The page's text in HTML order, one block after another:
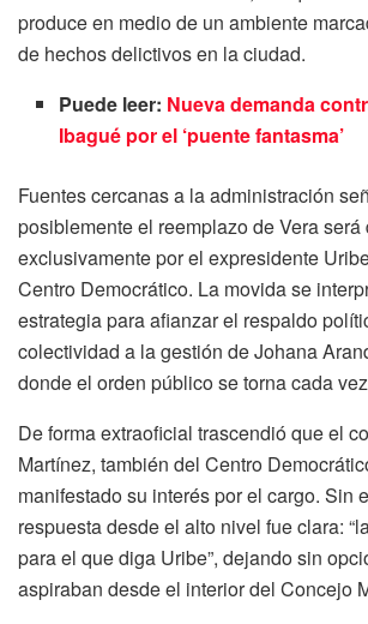
produce en medio de un ambiente
de hechos delictivos en la ciudad.
Puede leer: Nueva demanda
Ibagué por el ‘puente fantasma’
Fuentes cercanas a la administración
posiblemente el reemplazo de Vera será
exclusivamente por el expresidente
Centro Democrático. La movida se
estrategia para afianzar el respaldo
colectividad a la gestión de Johana
donde el orden público se torna cada
De forma extraoficial trascendió que el
Martínez, también del Centro
manifestado su interés por el cargo. Sin
respuesta desde el alto nivel fue clara:
para el que diga Uribe”, dejando sin
aspiraban desde el interior del Concejo